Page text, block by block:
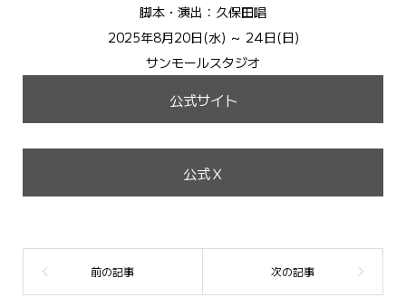
脚本・演出：久保田唱
2025年8月20日(水) ～ 24日(日)
サンモールスタジオ
公式サイト
公式Ｘ